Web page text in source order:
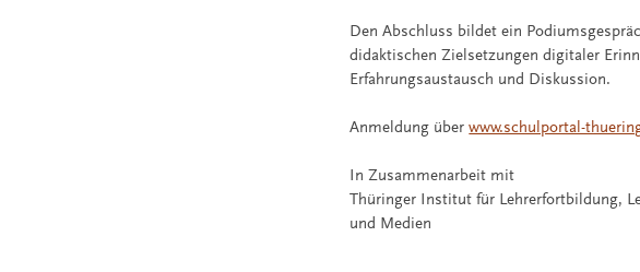
Den Abschluss bildet ein
didaktischen Zielsetzungen digitaler
Erfahrungsaustausch und Diskussion.
Anmeldung überwww.schulportal-
In Zusammenarbeit mit
Thüringer Institut für Lehrerfortbildung,
und Medien